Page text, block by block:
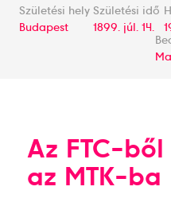
Születési hely
Budapest
Születési idő
1899. júl. 14.
Az FTC-
az MTK-ba